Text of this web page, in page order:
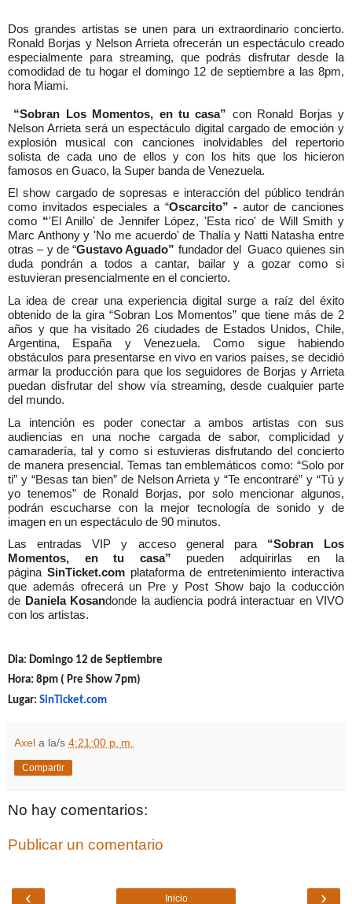
Dos grandes artistas se unen para un extraordinario concierto.
Ronald Borjas y Nelson Arrieta ofrecerán un espectáculo creado
especialmente para streaming, que podrás disfrutar desde la
comodidad de tu hogar el domingo 12 de septiembre a las 8pm,
hora Miami.
“Sobran Los Momentos, en tu casa” con Ronald Borjas y
Nelson Arrieta será un espectáculo digital cargado de emoción y
explosión musical con canciones inolvidables del repertorio
solista de cada uno de ellos y con los hits que los hicieron
famosos en Guaco, la Super banda de Venezuela.
El show cargado de sopresas e interacción del público tendrán
como invitados especiales a “Oscarcito” - autor de canciones
como “'El Anillo' de Jennifer López, 'Esta rico' de Will Smith y
Marc Anthony y 'No me acuerdo' de Thalía y Natti Natasha entre
otras – y de “Gustavo Aguado” fundador del Guaco quienes sin
duda pondrán a todos a cantar, bailar y a gozar como si
estuvieran presencialmente en el concierto.
La idea de crear una experiencia digital surge a raíz del éxito
obtenido de la gira “Sobran Los Momentos” que tiene más de 2
años y que ha visitado 26 ciudades de Estados Unidos, Chile,
Argentina, España y Venezuela. Como sigue habiendo
obstáculos para presentarse en vivo en varios países, se decidió
armar la producción para que los seguidores de Borjas y Arrieta
puedan disfrutar del show vía streaming, desde cualquier parte
del mundo.
La intención es poder conectar a ambos artistas con sus
audiencias en una noche cargada de sabor, complicidad y
camaradería, tal y como si estuvieras disfrutando del concierto
de manera presencial. Temas tan emblemáticos como: “Solo por
ti” y “Besas tan bien” de Nelson Arrieta y “Te encontraré” y “Tú y
yo tenemos” de Ronald Borjas, por solo mencionar algunos,
podrán escucharse con la mejor tecnología de sonido y de
imagen en un espectáculo de 90 minutos.
Las entradas VIP y acceso general para “Sobran Los
Momentos, en tu casa” pueden adquirirlas en la
página SinTicket.complataforma de entretenimiento interactiva
que además ofrecerá un Pre y Post Show bajo la coducción
de Daniela Kosandonde la audiencia podrá interactuar en VIVO
con los artistas.
Dia: Domingo 12 de Septiembre
Hora: 8pm ( Pre Show 7pm)
Lugar: SinTicket.com
Axel a la/s 4:21:00 p. m.
Compartir
No hay comentarios:
Publicar un comentario
‹ ›
Inicio